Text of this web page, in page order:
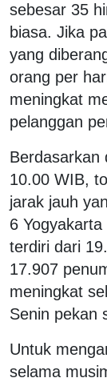
sebesar 35
biasa. Jika
yang
orang per
meningkat
pelanggan
Berdasarkan
10.00 WIB,
jarak jauh
6
terdiri dari
17.907
meningkat
Senin pekan
Untuk
selama